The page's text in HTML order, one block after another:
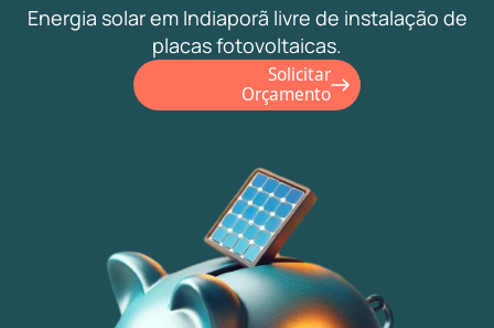
Energia solar em Indiaporã livre de instalação de
placas fotovoltaicas.
Solicitar
Orçamento